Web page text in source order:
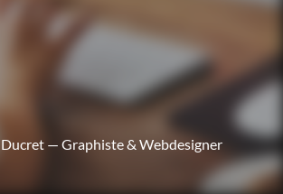
— Graphiste & Webdesigner